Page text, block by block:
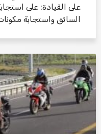
على القيادة: على
السائق واستجابة